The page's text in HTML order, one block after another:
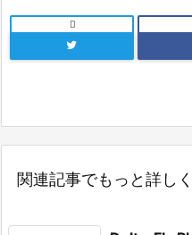

関連記事でもっと詳しく